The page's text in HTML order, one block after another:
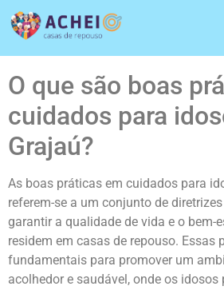
O que são boas
cuidados para
Grajaú?
As boas práticas em cuidados para
referem-se a um conjunto de
garantir a qualidade de vida e o bem-
residem em casas de repouso. Essas
fundamentais para promover um
acolhedor e saudável, onde os